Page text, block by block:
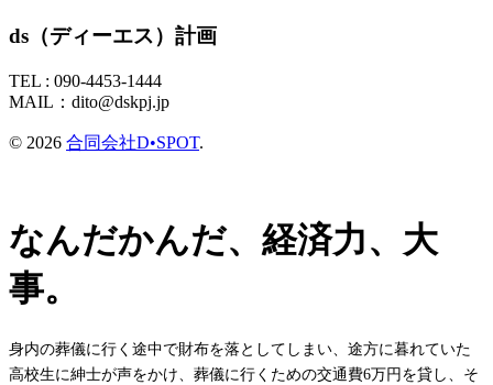
ds（ディーエス）計画
TEL : 090-4453-1444
MAIL： dito@dskpj.jp
© 2026 合同会社D•SPOT.
なんだかんだ、経済力、大
事。
身内の葬儀に行く途中で財布を落としてしまい、途方に暮れていた
高校生に紳士が声をかけ、葬儀に行くための交通費6万円を貸し、そ